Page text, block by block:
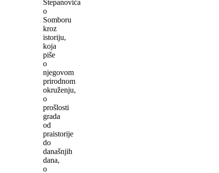
Stepanovića
o
Somboru
kroz
istoriju,
koja
piše
o
njegovom
prirodnom
okruženju,
o
prošlosti
grada
od
praistorije
do
današnjih
dana,
o